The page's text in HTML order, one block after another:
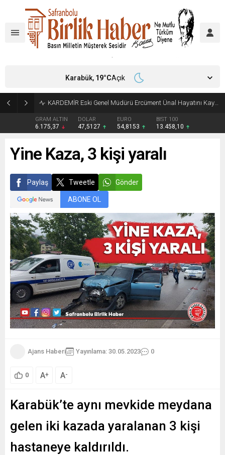
Türkiye, Suudi Arabistan ve Pakistan Ortak Savunma Anlaşması imzaladı
GRAM ALTIN
6.175,37
DOLAR
47,5127
EURO
54,8153
BIST 100
13.458,10
Karabük, 19°CAçık
Yine Kaza, 3 kişi yaralı
Paylaş Tweetle Gönder
ABONE OL
Ajans Haberi Yayınlama: 30.05.2023 0
0 A+ A-
Karabük’te aynı mevkide meydana
gelen iki kazada yaralanan 3 kişi
hastaneye kaldırıldı.